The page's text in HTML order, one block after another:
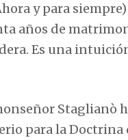
y para siempre)
años de
Es una
Staglianò
para la Doctrina